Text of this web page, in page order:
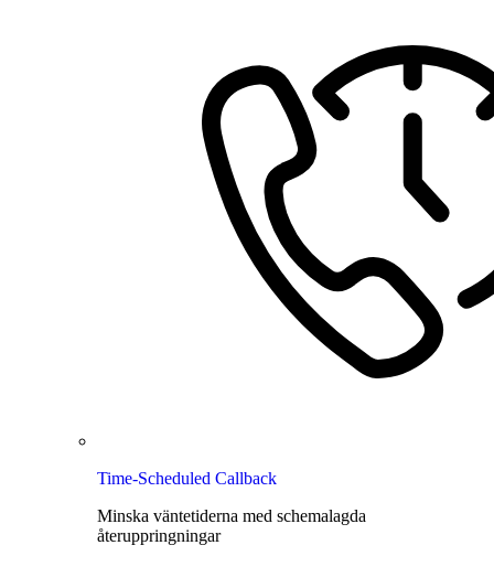
Time-Scheduled Callback
Minska väntetiderna med schemalagda
återuppringningar